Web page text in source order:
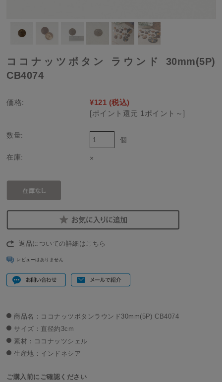
ココナッツボタン ラウンド 30mm(5P)
CB4074
価格: ¥121 (税込)
[ポイント還元 1ポイント～]
数量:
個
在庫: ×
返品についての詳細はこちら
レビューはありません
商品名：ココナッツボタンラウンド30mm(5P) CB4074
サイズ：直径約3cm
素材：ココナッツシェル
生産地：インドネシア
ご購入前にご確認ください